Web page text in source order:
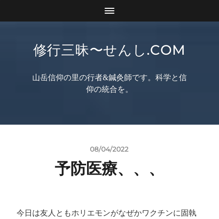
修行三昧〜せんし.COM
山岳信仰の里の行者&鍼灸師です。科学と信
仰の統合を。
08/04/2022
予防医療、、、
今日は友人ともホリエモンがなぜかワクチンに固執